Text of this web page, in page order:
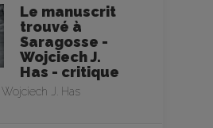
Le manuscrit
trouvé à
Saragosse -
Wojciech J.
Has - critique
Wojciech J. Has